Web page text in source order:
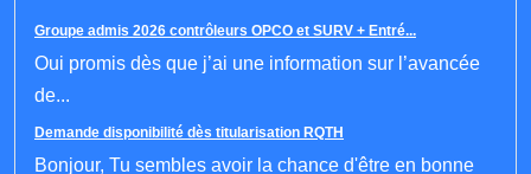
Groupe admis 2026 contrôleurs OPCO et SURV + Entré...
Oui promis dès que j’ai une information sur l’avancée
de...
Demande disponibilité dès titularisation RQTH
Bonjour, Tu sembles avoir la chance d'être en bonne